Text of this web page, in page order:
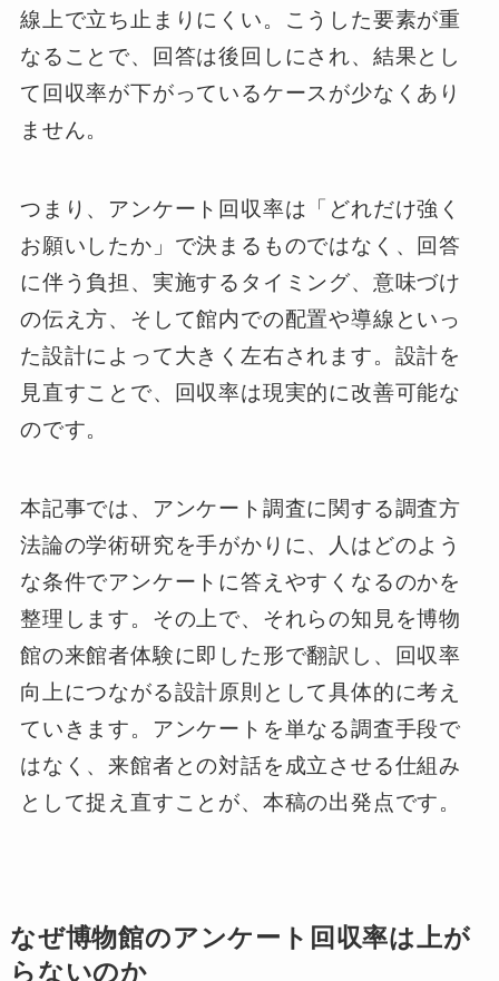
線上で立ち止まりにくい。こうした要素が重
なることで、回答は後回しにされ、結果とし
て回収率が下がっているケースが少なくあり
ません。
つまり、アンケート回収率は「どれだけ強く
お願いしたか」で決まるものではなく、回答
に伴う負担、実施するタイミング、意味づけ
の伝え方、そして館内での配置や導線といっ
た設計によって大きく左右されます。設計を
見直すことで、回収率は現実的に改善可能な
のです。
本記事では、アンケート調査に関する調査方
法論の学術研究を手がかりに、人はどのよう
な条件でアンケートに答えやすくなるのかを
整理します。その上で、それらの知見を博物
館の来館者体験に即した形で翻訳し、回収率
向上につながる設計原則として具体的に考え
ていきます。アンケートを単なる調査手段で
はなく、来館者との対話を成立させる仕組み
として捉え直すことが、本稿の出発点です。
なぜ博物館のアンケート回収率は上が
らないのか